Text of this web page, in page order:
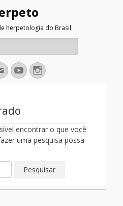
herpetologia do Brasil
EmailYouTubeInstagram
encontrar o que você
uma pesquisa possa